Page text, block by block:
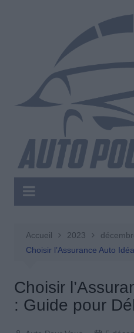
Accueil 2023
Choisir l’Assurance Auto
Choisir
: Guide pour